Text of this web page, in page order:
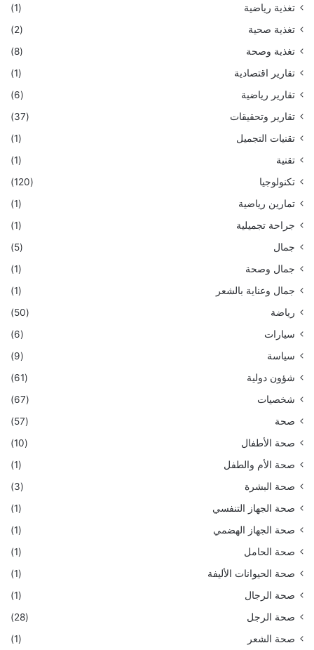
تغذية رياضية
(1)
تغذية صحية
(2)
تغذية وصحة
(8)
تقارير اقتصادية
(1)
تقارير رياضية
(6)
تقارير وتحقيقات
(37)
تقنيات التجميل
(1)
تقنية
(1)
تكنولوجيا
(120)
تمارين رياضية
(1)
جراحة تجميلية
(1)
جمال
(5)
جمال وصحة
(1)
جمال وعناية بالشعر
(1)
رياضة
(50)
سيارات
(6)
سياسة
(9)
شؤون دولية
(61)
شخصيات
(67)
صحة
(57)
صحة الأطفال
(10)
صحة الأم والطفل
(1)
صحة البشرة
(3)
صحة الجهاز التنفسي
(1)
صحة الجهاز الهضمي
(1)
صحة الحامل
(1)
صحة الحيوانات الأليفة
(1)
صحة الرجال
(1)
صحة الرجل
(28)
صحة الشعر
(1)